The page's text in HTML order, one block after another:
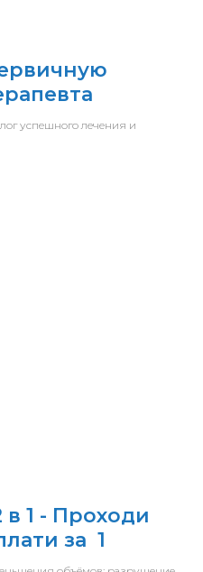
успешного лечения и
1 - Проходи
за 1